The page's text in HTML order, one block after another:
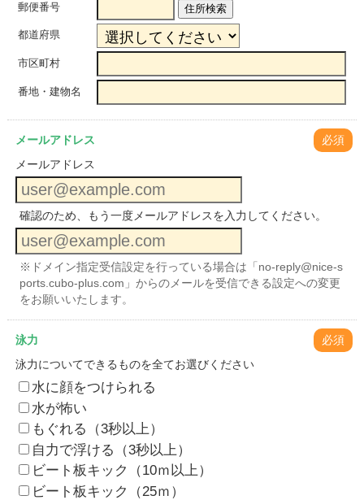
郵便番号 住所検索
都道府県
市区町村
番地・建物名
メールアドレス
必須
メールアドレス
確認のため、もう一度メールアドレスを入力してください。
※ドメイン指定受信設定を行っている場合は「no-reply@nice-s
ports.cubo-plus.com」からのメールを受信できる設定への変更
をお願いいたします。
泳力
必須
泳力についてできるものを全てお選びください
水に顔をつけられる
水が怖い
もぐれる（3秒以上）
自力で浮ける（3秒以上）
ビート板キック（10ｍ以上）
ビート板キック（25ｍ）